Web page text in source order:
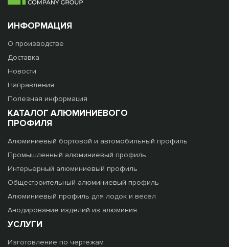
ИНФОРМАЦИЯ
О производстве
Доставка
Новости
Направления
Полезная информация
КАТАЛОГ АЛЮМИНИЕВОГО
ПРОФИЛЯ
Алюминиевый бортовой и автомобильный профиль
Промышленный алюминиевый профиль
Интерьерный алюминиевый профиль
Общестроительный алюминиевый профиль
Алюминиевый профиль для лодок и весел
Анодирование изделий из алюминия
УСЛУГИ
Изготовление по чертежам